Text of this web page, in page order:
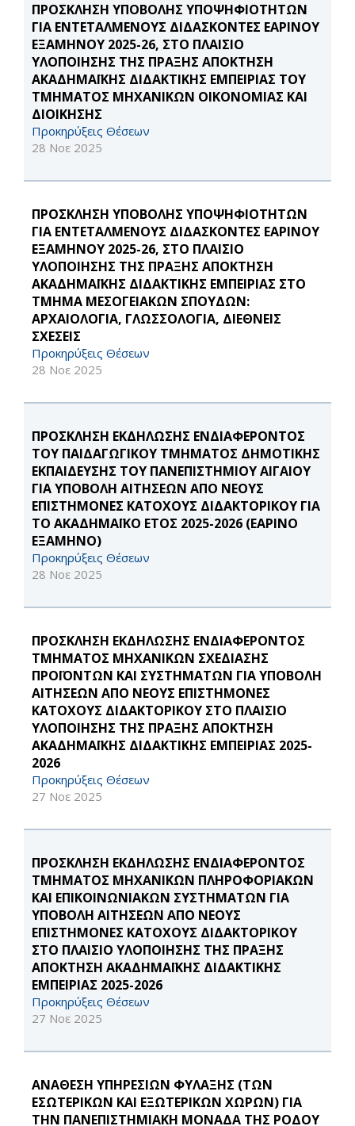
ΠΡΟΣΚΛΗΣΗ ΥΠΟΒΟΛΗΣ ΥΠΟΨΗΦΙΟΤΗΤΩΝ
ΓΙΑ ΕΝΤΕΤΑΛΜΕΝΟΥΣ ΔΙΔΑΣΚΟΝΤΕΣ ΕΑΡΙΝΟΥ
ΕΞΑΜΗΝΟΥ 2025-26, ΣΤΟ ΠΛΑΙΣΙΟ
ΥΛΟΠΟΙΗΣΗΣ ΤΗΣ ΠΡΑΞΗΣ ΑΠΟΚΤΗΣΗ
ΑΚΑΔΗΜΑΪΚΗΣ ΔΙΔΑΚΤΙΚΗΣ ΕΜΠΕΙΡΙΑΣ ΤΟΥ
ΤΜΗΜΑΤΟΣ ΜΗΧΑΝΙΚΩΝ ΟΙΚΟΝΟΜΙΑΣ ΚΑΙ
ΔΙΟΙΚΗΣΗΣ
Προκηρύξεις Θέσεων
28 Νοε 2025
ΠΡΟΣΚΛΗΣΗ ΥΠΟΒΟΛΗΣ ΥΠΟΨΗΦΙΟΤΗΤΩΝ
ΓΙΑ ΕΝΤΕΤΑΛΜΕΝΟΥΣ ΔΙΔΑΣΚΟΝΤΕΣ ΕΑΡΙΝΟΥ
ΕΞΑΜΗΝΟΥ 2025-26, ΣΤΟ ΠΛΑΙΣΙΟ
ΥΛΟΠΟΙΗΣΗΣ ΤΗΣ ΠΡΑΞΗΣ ΑΠΟΚΤΗΣΗ
ΑΚΑΔΗΜΑΪΚΗΣ ΔΙΔΑΚΤΙΚΗΣ ΕΜΠΕΙΡΙΑΣ ΣΤΟ
ΤΜΗΜΑ ΜΕΣΟΓΕΙΑΚΩΝ ΣΠΟΥΔΩΝ:
ΑΡΧΑΙΟΛΟΓΙΑ, ΓΛΩΣΣΟΛΟΓΙΑ, ΔΙΕΘΝΕΙΣ
ΣΧΕΣΕΙΣ
Προκηρύξεις Θέσεων
28 Νοε 2025
ΠΡΟΣΚΛΗΣΗ ΕΚΔΗΛΩΣΗΣ ΕΝΔΙΑΦΕΡΟΝΤΟΣ
ΤΟΥ ΠΑΙΔΑΓΩΓΙΚΟΥ ΤΜΗΜΑΤΟΣ ΔΗΜΟΤΙΚΗΣ
ΕΚΠΑΙΔΕΥΣΗΣ ΤΟΥ ΠΑΝΕΠΙΣΤΗΜΙΟΥ ΑΙΓΑΙΟΥ
ΓΙΑ ΥΠΟΒΟΛΗ ΑΙΤΗΣΕΩΝ ΑΠΟ ΝΕΟΥΣ
ΕΠΙΣΤΗΜΟΝΕΣ ΚΑΤΟΧΟΥΣ ΔΙΔΑΚΤΟΡΙΚΟΥ ΓΙΑ
ΤΟ ΑΚΑΔΗΜΑΪΚΟ ΕΤΟΣ 2025-2026 (ΕΑΡΙΝΟ
ΕΞΑΜΗΝΟ)
Προκηρύξεις Θέσεων
28 Νοε 2025
ΠΡΟΣΚΛΗΣΗ ΕΚΔΗΛΩΣΗΣ ΕΝΔΙΑΦΕΡΟΝΤΟΣ
ΤΜΗΜΑΤΟΣ ΜΗΧΑΝΙΚΩΝ ΣΧΕΔΙΑΣΗΣ
ΠΡΟΪΟΝΤΩΝ ΚΑΙ ΣΥΣΤΗΜΑΤΩΝ ΓΙΑ ΥΠΟΒΟΛΗ
ΑΙΤΗΣΕΩΝ ΑΠΟ ΝΕΟΥΣ ΕΠΙΣΤΗΜΟΝΕΣ
ΚΑΤΟΧΟΥΣ ΔΙΔΑΚΤΟΡΙΚΟΥ ΣΤΟ ΠΛΑΙΣΙΟ
ΥΛΟΠΟΙΗΣΗΣ ΤΗΣ ΠΡΑΞΗΣ ΑΠΟΚΤΗΣΗ
ΑΚΑΔΗΜΑΪΚΗΣ ΔΙΔΑΚΤΙΚΗΣ ΕΜΠΕΙΡΙΑΣ 2025-
2026
Προκηρύξεις Θέσεων
27 Νοε 2025
ΠΡΟΣΚΛΗΣΗ ΕΚΔΗΛΩΣΗΣ ΕΝΔΙΑΦΕΡΟΝΤΟΣ
ΤΜΗΜΑΤΟΣ ΜΗΧΑΝΙΚΩΝ ΠΛΗΡΟΦΟΡΙΑΚΩΝ
ΚΑΙ ΕΠΙΚΟΙΝΩΝΙΑΚΩΝ ΣΥΣΤΗΜΑΤΩΝ ΓΙΑ
ΥΠΟΒΟΛΗ ΑΙΤΗΣΕΩΝ ΑΠΟ ΝΕΟΥΣ
ΕΠΙΣΤΗΜΟΝΕΣ ΚΑΤΟΧΟΥΣ ΔΙΔΑΚΤΟΡΙΚΟΥ
ΣΤΟ ΠΛΑΙΣΙΟ ΥΛΟΠΟΙΗΣΗΣ ΤΗΣ ΠΡΑΞΗΣ
ΑΠΟΚΤΗΣΗ ΑΚΑΔΗΜΑΪΚΗΣ ΔΙΔΑΚΤΙΚΗΣ
ΕΜΠΕΙΡΙΑΣ 2025-2026
Προκηρύξεις Θέσεων
27 Νοε 2025
ΑΝΑΘΕΣΗ ΥΠΗΡΕΣΙΩΝ ΦΥΛΑΞΗΣ (ΤΩΝ
ΕΣΩΤΕΡΙΚΩΝ ΚΑΙ ΕΞΩΤΕΡΙΚΩΝ ΧΩΡΩΝ) ΓΙΑ
ΤΗΝ ΠΑΝΕΠΙΣΤΗΜΙΑΚΗ ΜΟΝΑΔΑ ΤΗΣ ΡΟΔΟΥ